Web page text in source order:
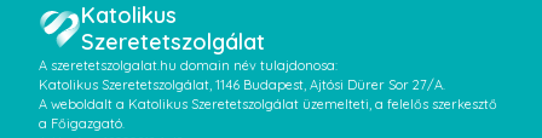
Katolikus
Szeretetszolgálat
A szeretetszolgalat.hu domain név tulajdonosa:
Katolikus Szeretetszolgálat, 1146 Budapest, Ajtósi Dürer Sor 27/A.
A weboldalt a Katolikus Szeretetszolgálat üzemelteti, a felelős szerkesztő
a Főigazgató.